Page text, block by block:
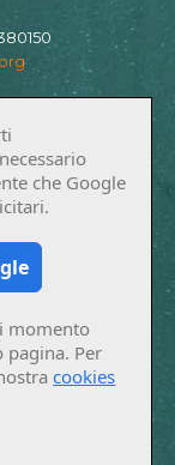
che Google
momento
pagina. Per
cookies